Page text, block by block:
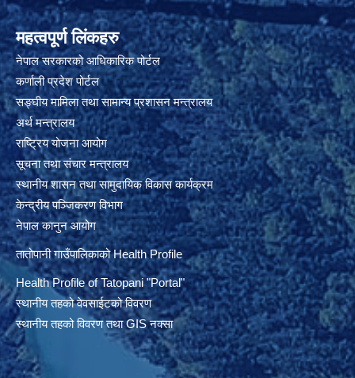
महत्वपूर्ण लिंकहरु
नेपाल सरकारको आधिकारिक पोर्टल
कर्णाली प्रदेश पोर्टल
सङ्घीय मामिला तथा सामान्य प्रशासन मन्त्रालय
अर्थ मन्त्रालय
राष्ट्रिय योजना आयोग
सूचना तथा संचार मन्त्रालय
स्थानीय शासन तथा सामुदायिक विकास कार्यक्रम
केन्द्रीय पञ्जिकरण विभाग
नेपाल कानुन आयोग
तातोपानी गाउँपालिकाको Health Profile
Health Profile of Tatopani"Portal"
स्थानीय तहको वेवसाईटको विवरण
स्थानीय तहको विवरण तथा GIS नक्सा